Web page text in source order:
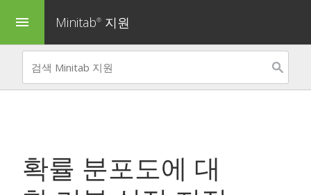
menu Minitab® 지원
확률 분포도에 대